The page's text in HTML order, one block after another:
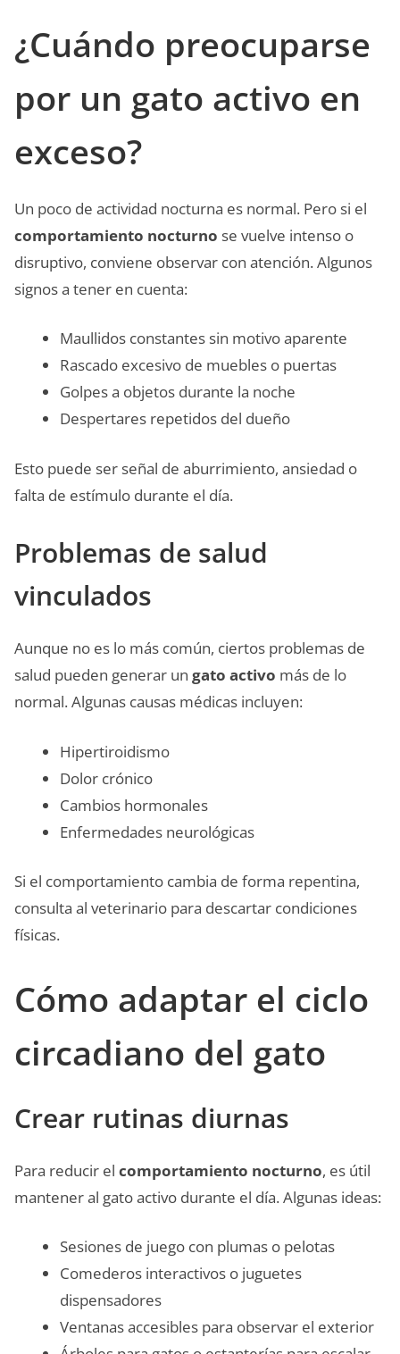
¿Cuándo preocuparse
por un gato activo en
exceso?
Un poco de actividad nocturna es normal. Pero si el
comportamiento nocturno se vuelve intenso o
disruptivo, conviene observar con atención. Algunos
signos a tener en cuenta:
Maullidos constantes sin motivo aparente
Rascado excesivo de muebles o puertas
Golpes a objetos durante la noche
Despertares repetidos del dueño
Esto puede ser señal de aburrimiento, ansiedad o
falta de estímulo durante el día.
Problemas de salud
vinculados
Aunque no es lo más común, ciertos problemas de
salud pueden generar un gato activo más de lo
normal. Algunas causas médicas incluyen:
Hipertiroidismo
Dolor crónico
Cambios hormonales
Enfermedades neurológicas
Si el comportamiento cambia de forma repentina,
consulta al veterinario para descartar condiciones
físicas.
Cómo adaptar el ciclo
circadiano del gato
Crear rutinas diurnas
Para reducir el comportamiento nocturno, es útil
mantener al gato activo durante el día. Algunas ideas:
Sesiones de juego con plumas o pelotas
Comederos interactivos o juguetes
dispensadores
Ventanas accesibles para observar el exterior